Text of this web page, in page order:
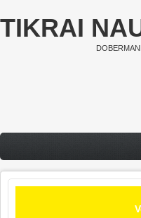
Pereiti į pagrindinį turinį
TIKRAI